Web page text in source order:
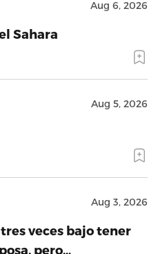
Aug 6, 2026
Sahara
Aug 5, 2026
Aug 3, 2026
veces bajo tener
pero…